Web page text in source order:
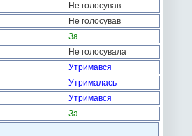
Не голосував
Не голосував
За
Не голосувала
Утримався
Утрималась
Утримався
За